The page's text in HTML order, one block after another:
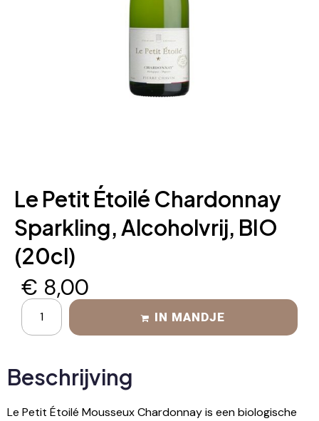
Le Petit Étoilé Chardonnay
Sparkling, Alcoholvrij, BIO
(20cl)
€ 8,00
IN MANDJE
Beschrijving
Le Petit Étoilé Mousseux Chardonnay is een biologische